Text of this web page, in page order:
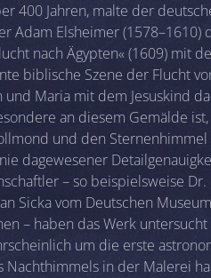
400 Jahren, malte der
Adam Elsheimer (1578–1610)
nach Ägypten« (1609) mit
biblische Szene der Flucht
und Maria mit dem Jesuskind
an diesem Gemälde ist,
und den
dagewesener
– so beispielsweise Dr.
Sicka vom Deutschen Museum
– haben das Werk untersucht
um die erste
in der Malerei